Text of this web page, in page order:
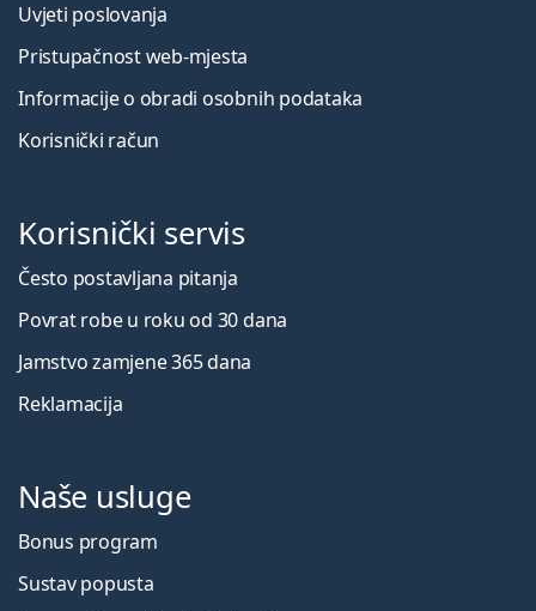
Uvjeti poslovanja
Pristupačnost web-mjesta
Informacije o obradi osobnih podataka
Korisnički račun
Korisnički servis
Često postavljana pitanja
Povrat robe u roku od 30 dana
Jamstvo zamjene 365 dana
Reklamacija
Naše usluge
Bonus program
Sustav popusta